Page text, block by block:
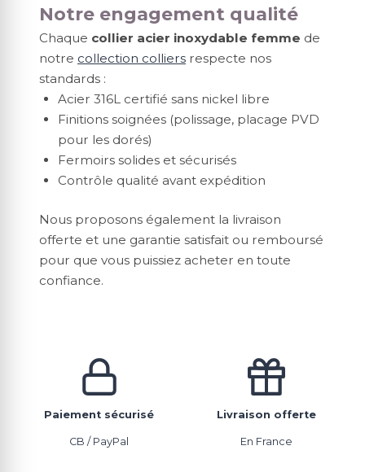
Notre engagement qualité
Chaque collier acier inoxydable femme de
notre collection colliers respecte nos
standards :
Acier 316L certifié sans nickel libre
Finitions soignées (polissage, placage PVD
pour les dorés)
Fermoirs solides et sécurisés
Contrôle qualité avant expédition
Nous proposons également la livraison
offerte et une garantie satisfait ou remboursé
pour que vous puissiez acheter en toute
confiance.
Paiement sécurisé
CB / PayPal
Livraison offerte
En France